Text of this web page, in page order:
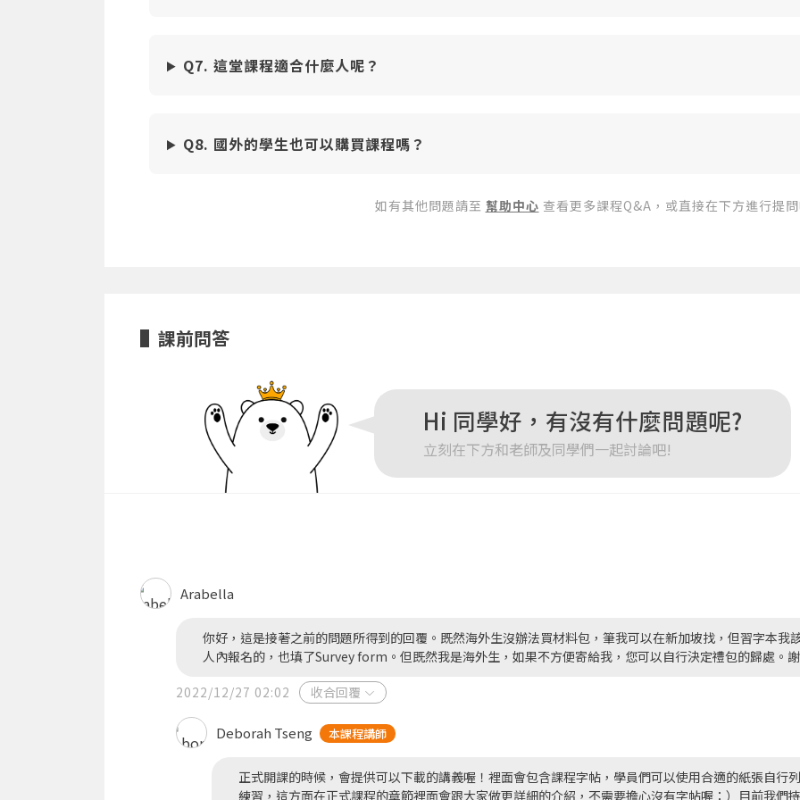
Q7. 這堂課程適合什麼人呢？
Q8. 國外的學生也可以購買課程嗎？
如有其他問題請至 幫助中心 查看更多課程Q&A，或直接在下方進行提
課前問答
Hi 同學好，有沒有什麼問題呢?
立刻在下方和老師及同學們一起討論吧!
Arabella
你好，這是接著之前的問題所得到的回覆。既然海外生沒辦法買材料包，筆我可以在新加坡找，但習字本我
人內報名的，也填了Survey form。但既然我是海外生，如果不方便寄給我，您可以自行決定禮包的歸處。
2022/12/27 02:02
收合回覆
Deborah Tseng 本課程講師
正式開課的時候，會提供可以下載的講義喔！裡面會包含課程字帖，學員們可以使用合適的紙張自行
練習，這方面在正式課程的章節裡面會跟大家做更詳細的介紹，不需要擔心沒有字帖喔：）目前我們